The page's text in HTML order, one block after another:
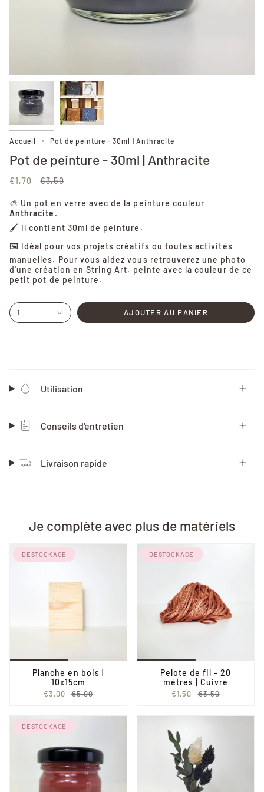
Accueil Pot de peinture - 30ml | Anthracite
Pot de peinture - 30ml | Anthracite
€1,70
Prix
€3,50
🎨 Un pot en verre avec de la peinture couleur
Anthracite .
🖌️ Il contient 30ml de peinture.
🖼️ Idéal pour vos projets créatifs ou toutes activités
manuelles. Pour vous aidez vous retrouverez une photo
d'une création en String Art, peinte avec la couleur de ce
petit pot de peinture.
1 AJOUTER AU PANIER
Utilisation
Conseils d'entretien
Livraison rapide
Je complète avec plus de matériels
DESTOCKAGE
Planche en bois |
10x15cm
€3,00 €5,00
DESTOCKAGE
Pelote de fil - 20
mètres | Cuivre
€1,50 €3,50
DESTOCKAGE